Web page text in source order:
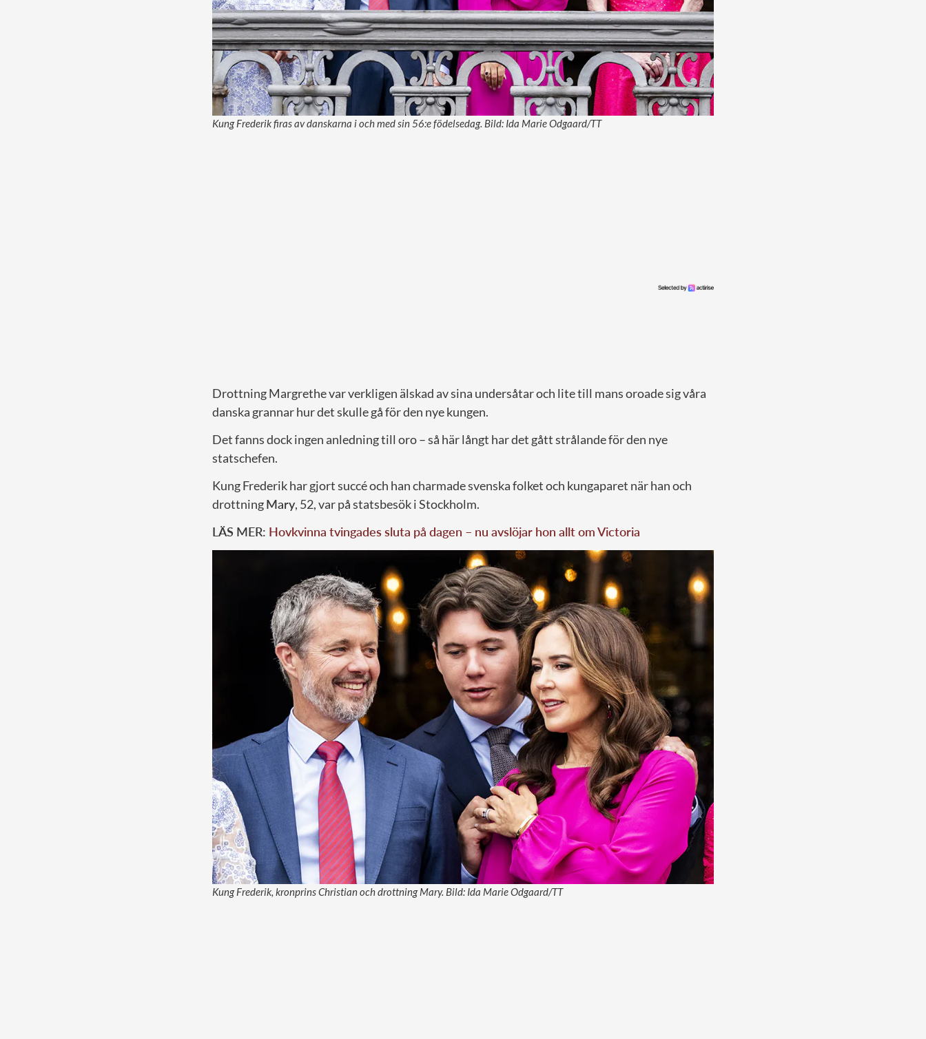
Kung Frederik firas av danskarna i och med sin 56:e födelsedag. Bild: Ida Marie Odgaard/TT
Drottning Margrethe var verkligen älskad av sina undersåtar och lite till mans oroade sig våra
danska grannar hur det skulle gå för den nye kungen.
Det fanns dock ingen anledning till oro – så här långt har det gått strålande för den nye
statschefen.
Kung Frederik har gjort succé och han charmade svenska folket och kungaparet när han och
drottningMary, 52, var på statsbesök i Stockholm.
LÄS MER: Hovkvinna tvingades sluta på dagen – nu avslöjar hon allt om Victoria
Kung Frederik, kronprins Christian och drottning Mary. Bild: Ida Marie Odgaard/TT